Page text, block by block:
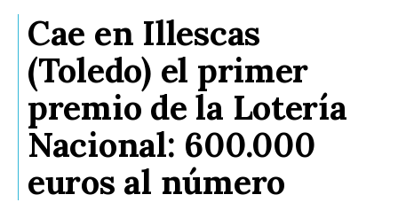
Cae en Illescas
(Toledo) el primer
premio de la Lotería
Nacional: 600.000
euros al número